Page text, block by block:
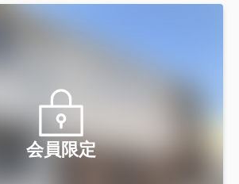
会員限定